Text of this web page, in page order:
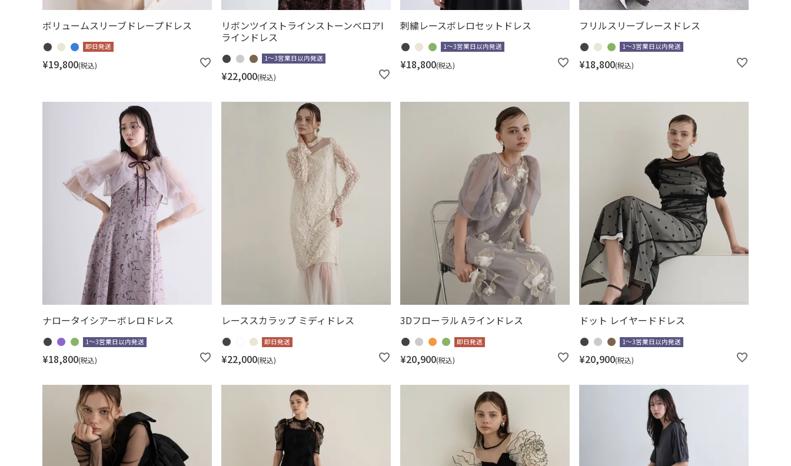
ボリュームスリーブドレープドレス
即日発送
¥19,800 税込
リボンツイストラインストーンベロアI
ラインドレス
1～3営業日以内発送
¥22,000 税込
刺繍レースボレロセットドレス
1～3営業日以内発送
¥18,800 税込
フリルスリーブレースドレス
1～3営業日以内発送
¥18,800 税込
ナロータイシアーボレロドレス
1～3営業日以内発送
¥18,800 税込
レーススカラップ ミディドレス
即日発送
¥22,000 税込
3Dフローラル Aラインドレス
即日発送
¥20,900 税込
ドット レイヤードドレス
1～3営業日以内発送
¥20,900 税込